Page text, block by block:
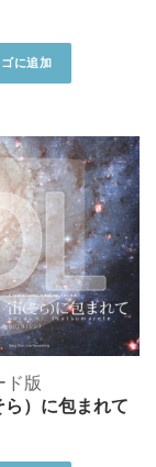
に追加
ド版
ら）に包まれて